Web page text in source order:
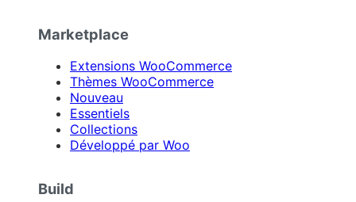
Marketplace
Extensions WooCommerce
Thèmes WooCommerce
Nouveau
Essentiels
Collections
Développé par Woo
Build